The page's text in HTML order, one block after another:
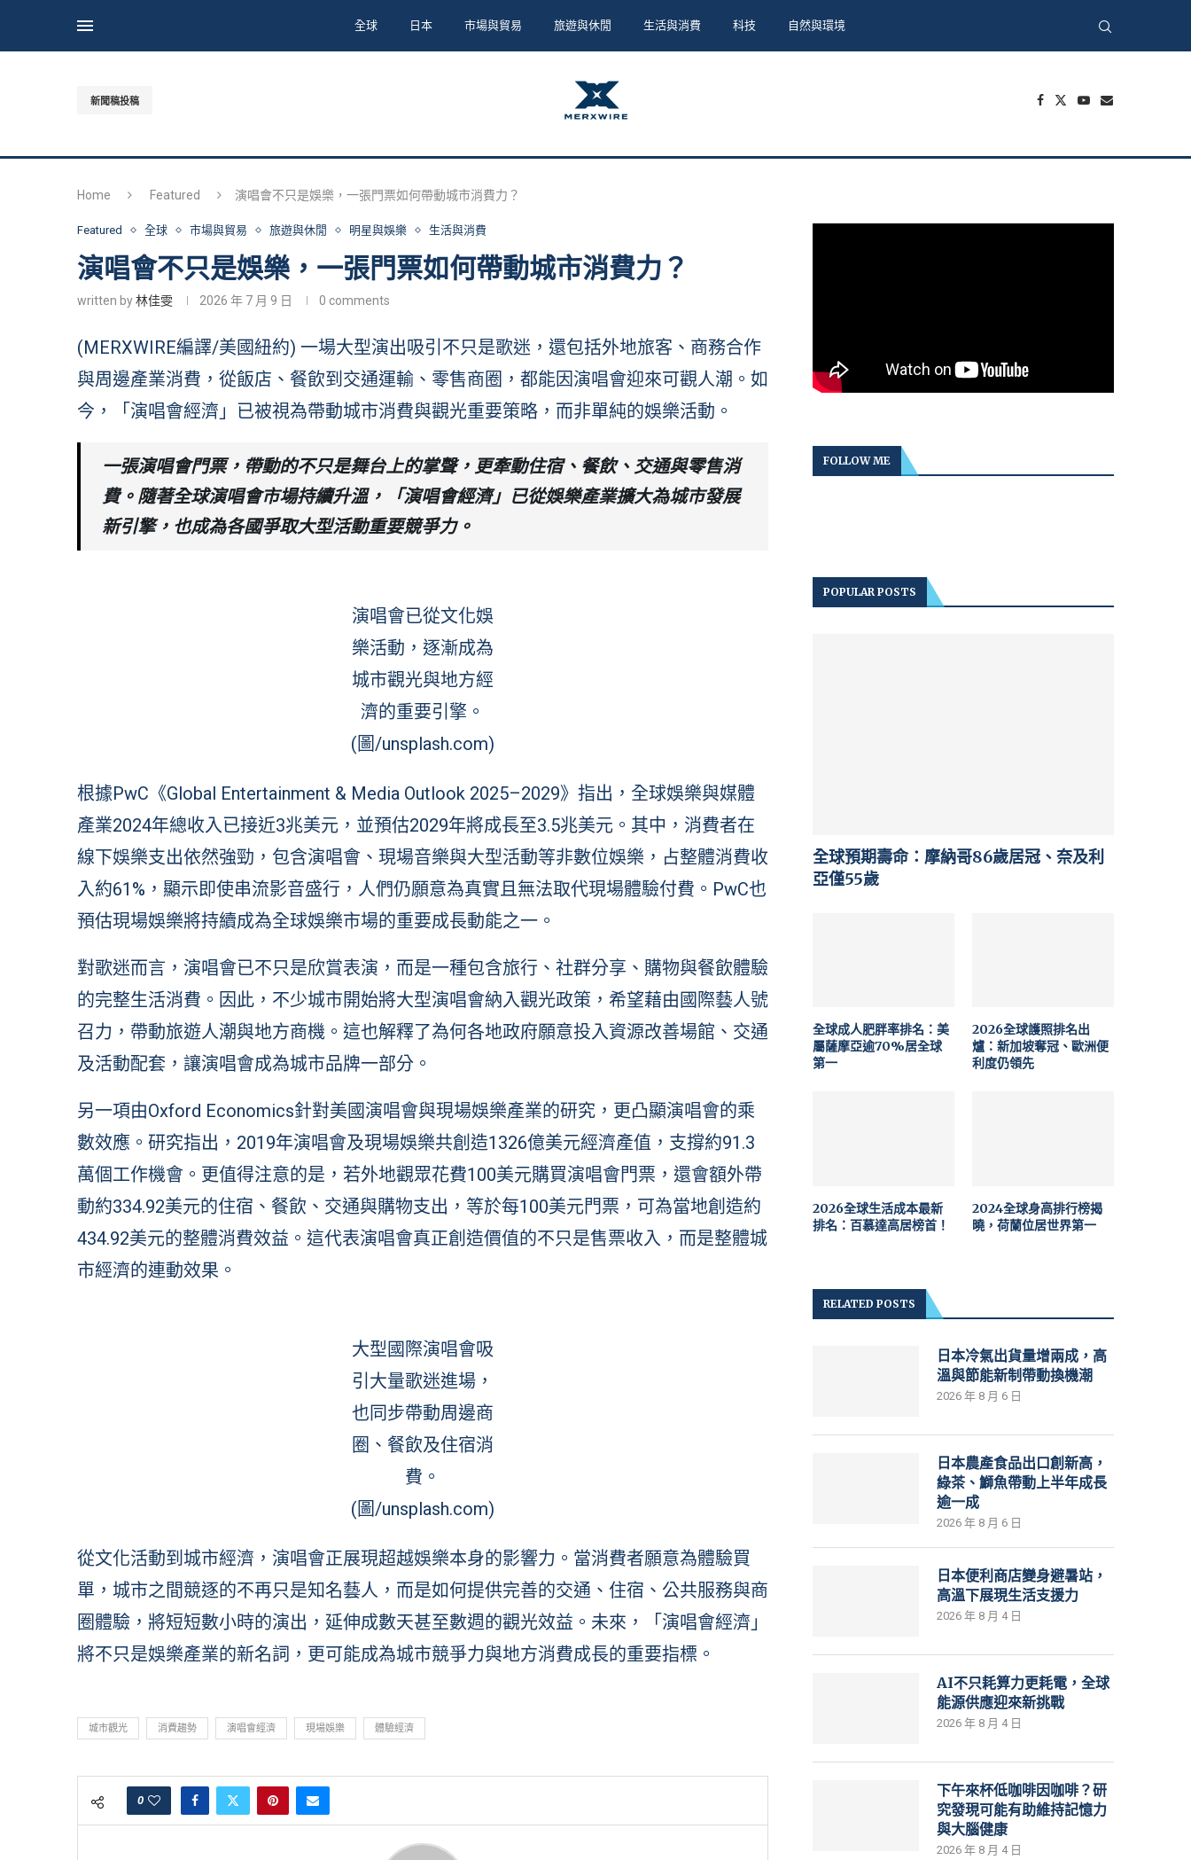
全球 日本 市場與貿易 旅遊與休閒 生活與消費 科技 自然與環境
新聞稿投稿
Home Featured 演唱會不只是娛樂，一張門票如何帶動城市消費力？
Featured 全球 市場與貿易 旅遊與休閒 明星與娛樂 生活與消費
演唱會不只是娛樂，一張門票如何帶動城市消費力？
written by林佳雯 2026 年 7 月 9 日 0 comments
(MERXWIRE編譯/美國紐約) 一場大型演出吸引不只是歌迷，還包括外地旅客、商務合作
與周邊產業消費，從飯店、餐飲到交通運輸、零售商圈，都能因演唱會迎來可觀人潮。如
今，「演唱會經濟」已被視為帶動城市消費與觀光重要策略，而非單純的娛樂活動。
一張演唱會門票，帶動的不只是舞台上的掌聲，更牽動住宿、餐飲、交通與零售消
費。隨著全球演唱會市場持續升溫，「演唱會經濟」已從娛樂產業擴大為城市發展
新引擎，也成為各國爭取大型活動重要競爭力。
演唱會已從文化娛
樂活動，逐漸成為
城市觀光與地方經
濟的重要引擎。
(圖/unsplash.com)
根據PwC《Global Entertainment & Media Outlook 2025–2029》指出，全球娛樂與媒體
產業2024年總收入已接近3兆美元，並預估2029年將成長至3.5兆美元。其中，消費者在
線下娛樂支出依然強勁，包含演唱會、現場音樂與大型活動等非數位娛樂，占整體消費收
入約61%，顯示即使串流影音盛行，人們仍願意為真實且無法取代現場體驗付費。PwC也
預估現場娛樂將持續成為全球娛樂市場的重要成長動能之一。
對歌迷而言，演唱會已不只是欣賞表演，而是一種包含旅行、社群分享、購物與餐飲體驗
的完整生活消費。因此，不少城市開始將大型演唱會納入觀光政策，希望藉由國際藝人號
召力，帶動旅遊人潮與地方商機。這也解釋了為何各地政府願意投入資源改善場館、交通
及活動配套，讓演唱會成為城市品牌一部分。
另一項由Oxford Economics針對美國演唱會與現場娛樂產業的研究，更凸顯演唱會的乘
數效應。研究指出，2019年演唱會及現場娛樂共創造1326億美元經濟產值，支撐約91.3
萬個工作機會。更值得注意的是，若外地觀眾花費100美元購買演唱會門票，還會額外帶
動約334.92美元的住宿、餐飲、交通與購物支出，等於每100美元門票，可為當地創造約
434.92美元的整體消費效益。這代表演唱會真正創造價值的不只是售票收入，而是整體城
市經濟的連動效果。
大型國際演唱會吸
引大量歌迷進場，
也同步帶動周邊商
圈、餐飲及住宿消
費。
(圖/unsplash.com)
從文化活動到城市經濟，演唱會正展現超越娛樂本身的影響力。當消費者願意為體驗買
單，城市之間競逐的不再只是知名藝人，而是如何提供完善的交通、住宿、公共服務與商
圈體驗，將短短數小時的演出，延伸成數天甚至數週的觀光效益。未來，「演唱會經濟」
將不只是娛樂產業的新名詞，更可能成為城市競爭力與地方消費成長的重要指標。
城市觀光 消費趨勢 演唱會經濟 現場娛樂 體驗經濟
0
FOLLOW ME
POPULAR POSTS
全球預期壽命：摩納哥86歲居冠、奈及利
亞僅55歲
全球成人肥胖率排名：美
屬薩摩亞逾70%居全球
第一
2026全球護照排名出
爐：新加坡奪冠、歐洲便
利度仍領先
2026全球生活成本最新
排名：百慕達高居榜首！
2024全球身高排行榜揭
曉，荷蘭位居世界第一
RELATED POSTS
日本冷氣出貨量增兩成，高
溫與節能新制帶動換機潮
2026 年 8 月 6 日
日本農產食品出口創新高，
綠茶、鰤魚帶動上半年成長
逾一成
2026 年 8 月 6 日
日本便利商店變身避暑站，
高溫下展現生活支援力
2026 年 8 月 4 日
AI不只耗算力更耗電，全球
能源供應迎來新挑戰
2026 年 8 月 4 日
下午來杯低咖啡因咖啡？研
究發現可能有助維持記憶力
與大腦健康
2026 年 8 月 4 日